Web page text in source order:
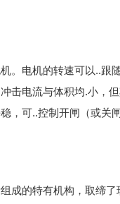
。电机的转速可以..
击电流与体积均.小，
，可..控制开闸（或
成的特有机构，取缔